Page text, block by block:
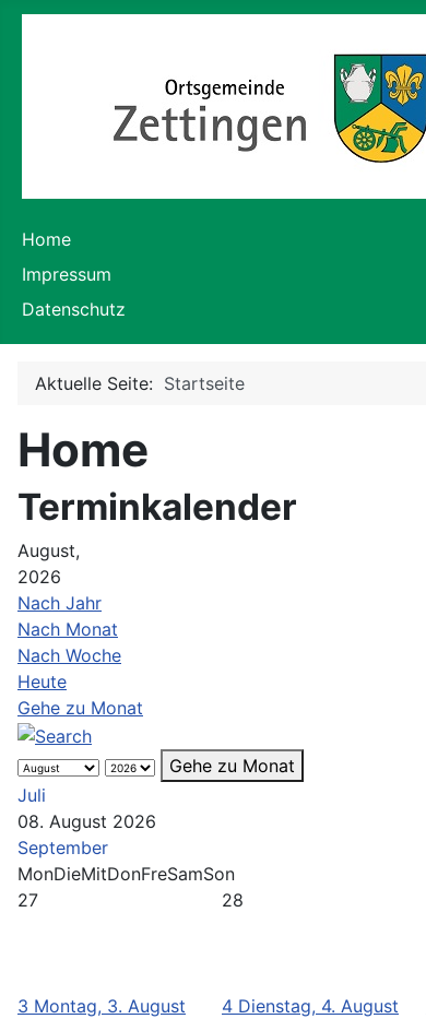
Home
Impressum
Datenschutz
Aktuelle Seite: Startseite
Home
Terminkalender
August,
2026
Nach Jahr
Nach Monat
Nach Woche
Heute
Gehe zu Monat
Gehe zu Monat
Juli
08. August 2026
September
MonDieMitDonFreSamSon
27
28
3 Montag, 3. August
4 Dienstag, 4. August